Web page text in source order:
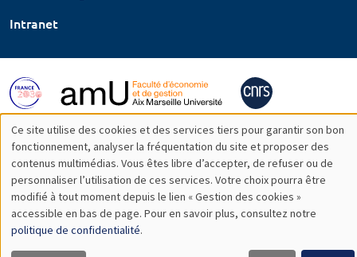
Intranet
Utilisation
des
données
personnelles
Ce site utilise des cookies et des services tiers pour garantir son bon
fonctionnement, analyser la fréquentation du site et proposer des
contenus multimédias. Vous êtes libre d’accepter, de refuser ou de
personnaliser l’utilisation de ces services. Votre choix pourra être
modifié à tout moment depuis le lien « Gestion des cookies »
accessible en bas de page. Pour en savoir plus, consultez notre
politique de confidentialité.